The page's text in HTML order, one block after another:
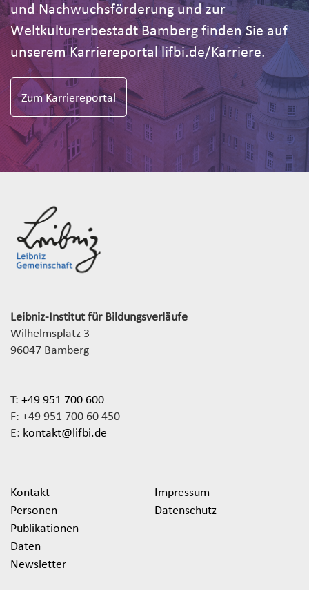
und Nachwuchsförderung und zur
Weltkulturerbestadt Bamberg finden Sie auf
unserem Karriereportal lifbi.de/Karriere.
Zum Karriereportal
Leibniz-Institut für Bildungsverläufe
Wilhelmsplatz 3
96047 Bamberg
T: +49 951 700 600
F: +49 951 700 60 450
E: kontakt@lifbi.de
Kontakt
Personen
Publikationen
Daten
Newsletter
Impressum
Datenschutz